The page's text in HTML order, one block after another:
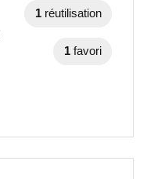
1 réutilisation
1 favori